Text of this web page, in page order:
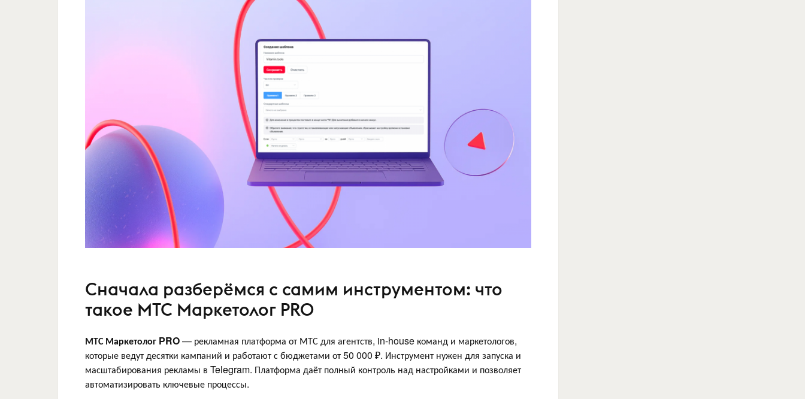
Сначала разберёмся с самим инструментом: что
такое МТС Маркетолог PRO
МТС Маркетолог PRO— рекламная платформа от МТС для агентств, in-house команд и маркетологов,
которые ведут десятки кампаний и работают с бюджетами от 50 000 ₽. Инструмент нужен для запуска и
масштабирования рекламы в Telegram. Платформа даёт полный контроль над настройками и позволяет
автоматизировать ключевые процессы.